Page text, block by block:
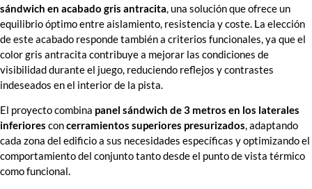
sándwich en acabado gris antracita, una solución que ofrece un
equilibrio óptimo entre aislamiento, resistencia y coste. La elección
de este acabado responde también a criterios funcionales, ya que el
color gris antracita contribuye a mejorar las condiciones de
visibilidad durante el juego, reduciendo reflejos y contrastes
indeseados en el interior de la pista.
El proyecto combina panel sándwich de 3 metros en los laterales
inferiores concerramientos superiores presurizados, adaptando
cada zona del edificio a sus necesidades específicas y optimizando el
comportamiento del conjunto tanto desde el punto de vista térmico
como funcional.